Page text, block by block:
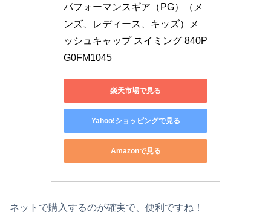
パフォーマンスギア（PG）（メ
ンズ、レディース、キッズ）メ
ッシュキャップ スイミング 840P
G0FM1045
楽天市場で見る
Yahoo!ショッピングで見る
Amazonで見る
ネットで購入するのが確実で、便利ですね！